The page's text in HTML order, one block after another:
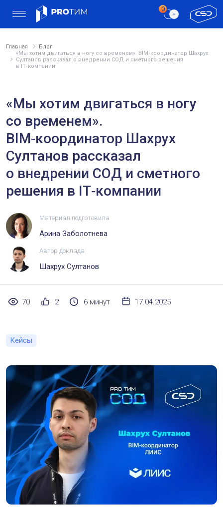
Главная
Блог
«Мы хотим двигаться в ногу со временем». BIM‑координатор Шахрух
Султанов рассказал о внедрении СОД и сметного решения
в IT‑компании
«Мы хотим двигаться в ногу
со временем».
BIM‑координатор Шахрух
Султанов рассказал
о внедрении СОД и сметного
решения в IT‑компании
Материал подготовила
Арина Заболотнева
Автор доклада
Шахрух Султанов
70 2 6 минут 17.04.2025
Кейсы